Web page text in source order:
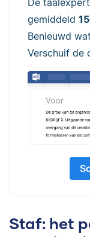
gemiddeld
Benieuwd
Verschuif de
Staf: het